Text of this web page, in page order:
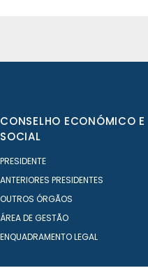
CONSELHO ECONÓMICO E
SOCIAL
PRESIDENTE
ANTERIORES PRESIDENTES
OUTROS ÓRGÃOS
ÁREA DE GESTÃO
ENQUADRAMENTO LEGAL